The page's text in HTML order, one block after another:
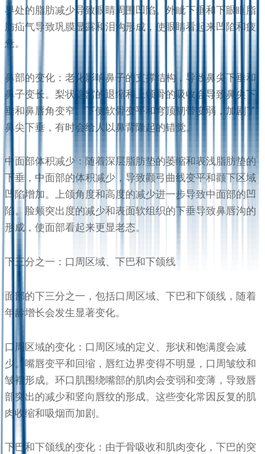
界处的脂肪减少导致眼睛周围凹陷。外眦下垂和下眼眶脂
肪疝气导致巩膜显露和泪沟形成，使眼睛看起来凹陷和疲
惫。
鼻部的变化：老化影响鼻子的支撑结构，导致鼻尖下垂和
鼻子变长。梨状隐窝的退缩和上颌骨的吸收会导致鼻尖下
垂和鼻唇角变窄。下侧软骨变平和穹顶韧带变弱，加剧了
鼻尖下垂，有时会给人以鼻背隆起的错觉。
中面部体积减少：随着深层脂肪垫的萎缩和表浅脂肪垫的
下垂，中面部的体积减少，导致颧弓曲线变平和颧下区域
凹陷增加。上颌角度和高度的减少进一步导致中面部的凹
陷。脸颊突出度的减少和表面软组织的下垂导致鼻唇沟的
形成，使面部看起来更显老态。
下三分之一：口周区域、下巴和下颌线
面部的下三分之一，包括口周区域、下巴和下颌线，随着
年龄增长会发生显著变化。
口周区域的变化：口周区域的定义、形状和饱满度会减
少。嘴唇变平和回缩，唇红边界变得不明显，口周皱纹和
皱褶形成。环口肌围绕嘴部的肌肉会变弱和变薄，导致唇
部突出的减少和竖向唇纹的形成。这些变化常因反复的肌
肉收缩和吸烟而加剧。
下巴和下颌线的变化：由于骨吸收和肌肉变化，下巴的突